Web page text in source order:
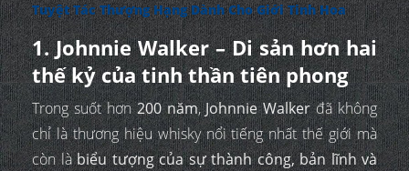
Tuyệt Tác Thượng Hạng Dành Cho Giới Tinh Hoa
1. Johnnie Walker – Di sản hơn hai
thế kỷ của tinh thần tiên phong
Trong suốt hơn200 năm,Johnnie Walkerđã không
chỉ là thương hiệu whisky nổi tiếng nhất thế giới mà
còn làbiểu tượng của sự thành công, bản lĩnh và